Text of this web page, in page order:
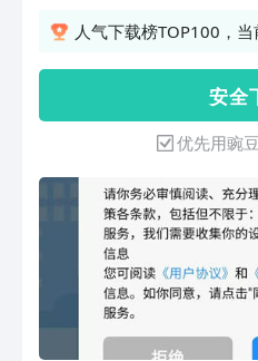
办公，帮助
用：• 云OA
理一体化，
HR（人力资
配备8大人
CRM（客户
理平台，创
•云DRP（
销管理平台
体化管理；•
目全生命周
让项目管理
人气下载榜TOP100，
安 全
优先用豌